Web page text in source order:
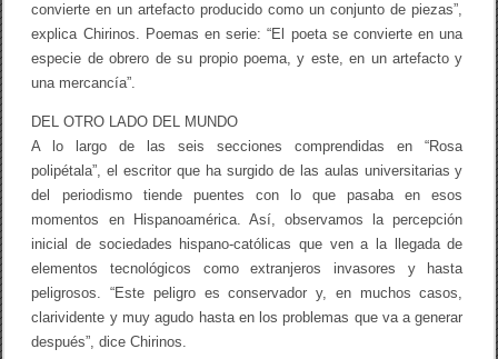
convierte en un artefacto producido como un conjunto de piezas”,
explica Chirinos. Poemas en serie: “El poeta se convierte en una
especie de obrero de su propio poema, y este, en un artefacto y
una mercancía”.
DEL OTRO LADO DEL MUNDO
A lo largo de las seis secciones comprendidas en “Rosa
polipétala”, el escritor que ha surgido de las aulas universitarias y
del periodismo tiende puentes con lo que pasaba en esos
momentos en Hispanoamérica. Así, observamos la percepción
inicial de sociedades hispano-católicas que ven a la llegada de
elementos tecnológicos como extranjeros invasores y hasta
peligrosos. “Este peligro es conservador y, en muchos casos,
clarividente y muy agudo hasta en los problemas que va a generar
después”, dice Chirinos.